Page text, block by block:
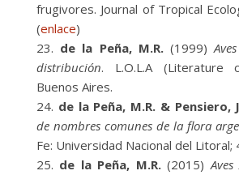
frugivores. Journal of Tropical
(enlace)
de la Peña, M.R.(1999)
distribución. L.O.L.A (Literature
Buenos Aires.
de la Peña, M.R. & Pensiero,
de nombres comunes de la flora
Fe: Universidad Nacional del Litoral;
de la Peña, M.R.(2015)